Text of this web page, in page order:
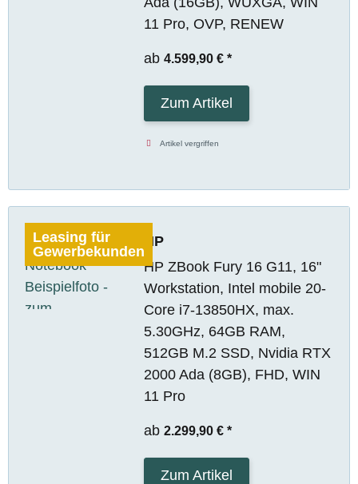
11 Pro, OVP, RENEW
ab 4.599,90 € *
Zum Artikel
Artikel vergriffen
Leasing für
Gewerbekunden
HP
HP ZBook Fury 16 G11, 16"
Workstation, Intel mobile 20-
Core i7-13850HX, max.
5.30GHz, 64GB RAM,
512GB M.2 SSD, Nvidia RTX
2000 Ada (8GB), FHD, WIN
11 Pro
ab 2.299,90 € *
Zum Artikel